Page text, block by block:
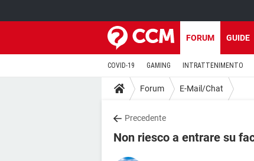
FORUM GUIDE
COVID-19 GAMING INTRATTENIMENTO
Forum E-Mail/Chat
Precedente
Non riesco a entrare su